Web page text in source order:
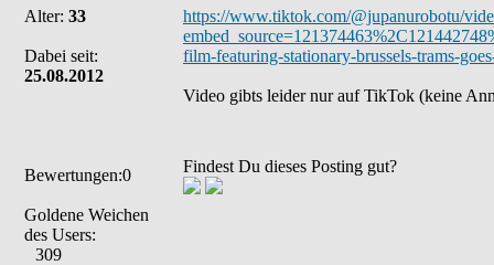
Alter: 33
Dabei seit:
25.08.2012
Bewertungen:0
Goldene Weichen
des Users:
309
https://www.tiktok.com/@jupanurobotu/
film-featuring-stationary-brussels-trams-
Video gibts leider nur auf TikTok (keine
Findest Du dieses Posting gut?